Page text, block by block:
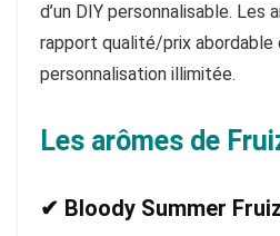
d’un DIY personnalisable. Les
rapport qualité/prix abordable
personnalisation illimitée.
Les arômes de
✔ Bloody Summer